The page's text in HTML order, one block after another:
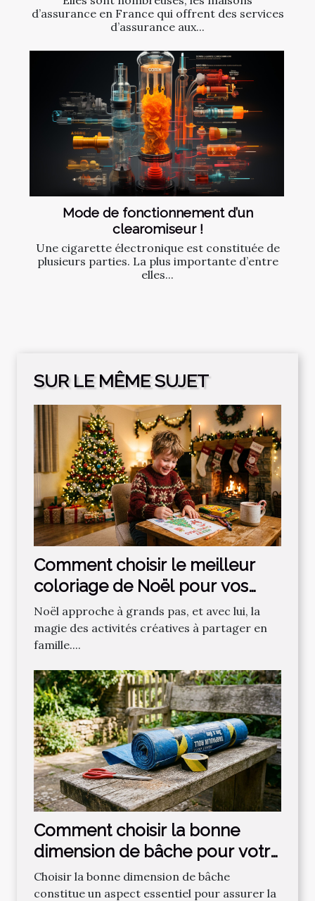
d’assurance en France qui offrent des services
d’assurance aux...
Mode de fonctionnement d’un
clearomiseur !
Une cigarette électronique est constituée de
plusieurs parties. La plus importante d’entre
elles...
SUR LE MÊME SUJET
Comment choisir le meilleur
coloriage de Noël pour vos
enfants ?
Noël approche à grands pas, et avec lui, la
magie des activités créatives à partager en
famille....
Comment choisir la bonne
dimension de bâche pour votre
projet ?
Choisir la bonne dimension de bâche
constitue un aspect essentiel pour assurer la